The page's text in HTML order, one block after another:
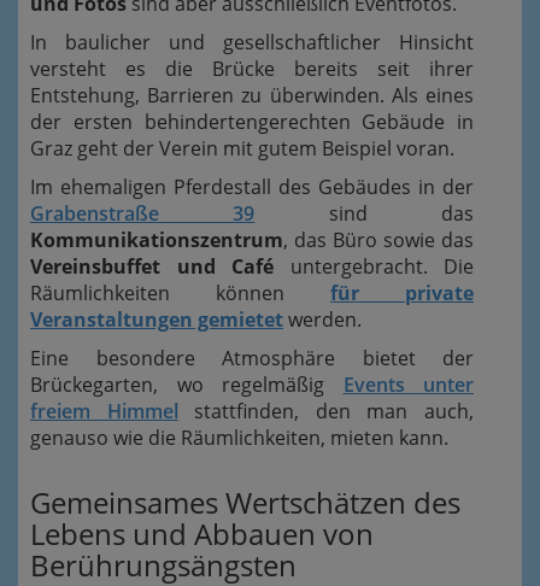
In baulicher und gesellschaftlicher Hinsicht
versteht es die Brücke bereits seit ihrer
Entstehung, Barrieren zu überwinden. Als eines
der ersten behindertengerechten Gebäude in
Graz geht der Verein mit gutem Beispiel voran.
Im ehemaligen Pferdestall des Gebäudes in der
Grabenstraße 39 sind das
Kommunikationszentrum, das Büro sowie das
Vereinsbuffet und Café untergebracht. Die
Räumlichkeiten können für private
Veranstaltungen gemietetwerden.
Eine besondere Atmosphäre bietet der
Brückegarten, wo regelmäßig Events unter
freiem Himmel stattfinden, den man auch,
genauso wie die Räumlichkeiten, mieten kann.
Gemeinsames Wertschätzen des
Lebens und Abbauen von
Berührungsängsten